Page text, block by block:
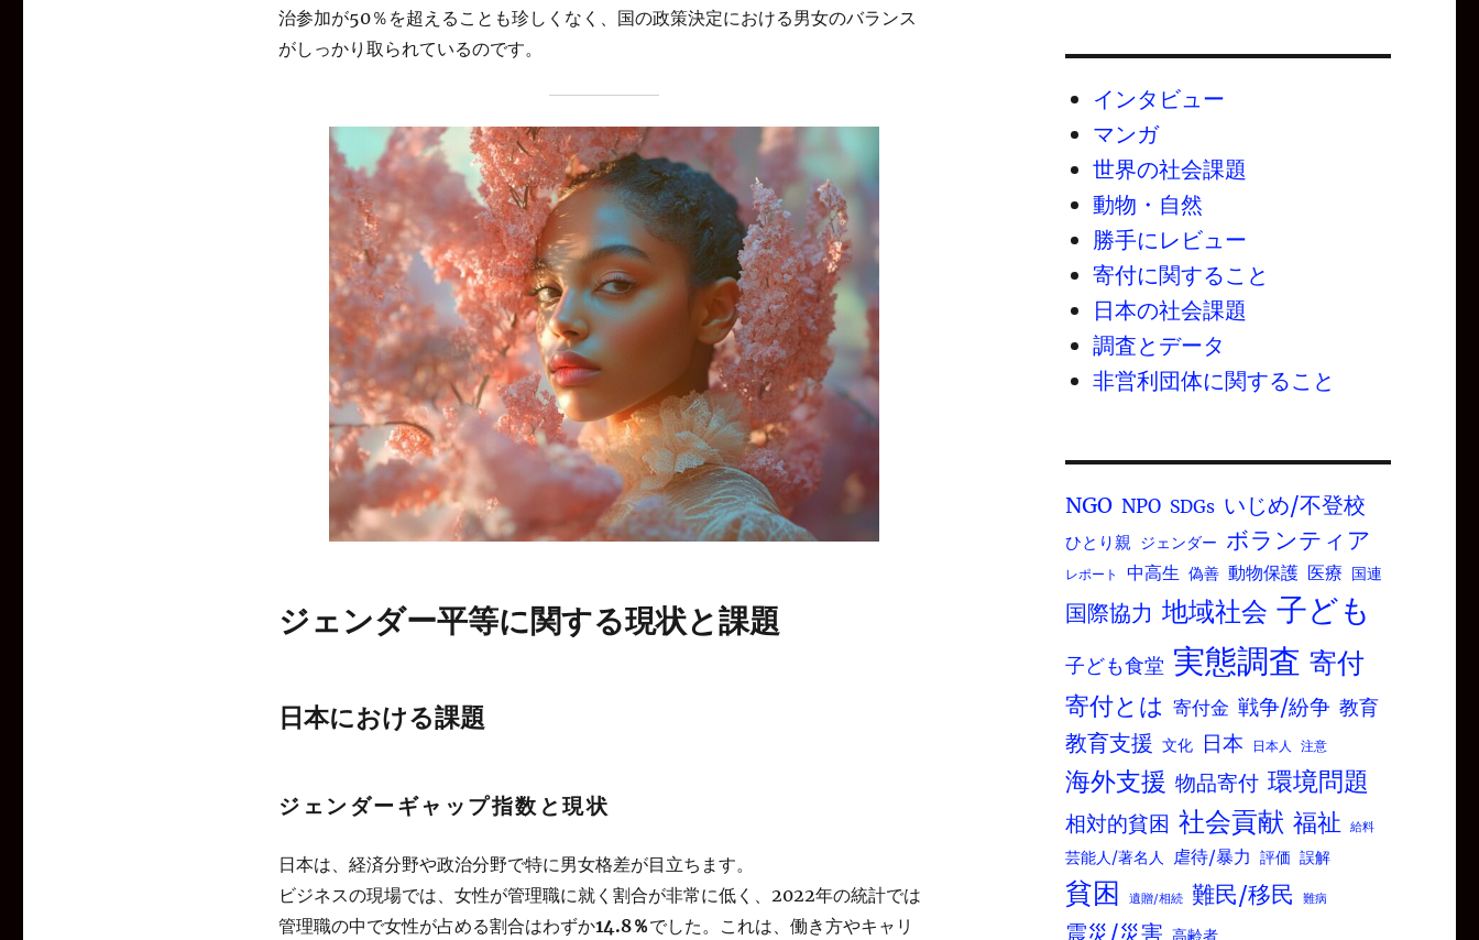
治参加が50％を超えることも珍しくなく、国の政策決定における男女のバランス
がしっかり取られているのです。
ジェンダー平等に関する現状と課題
日本における課題
ジェンダーギャップ指数と現状
日本は、経済分野や政治分野で特に男女格差が目立ちます。
ビジネスの現場では、女性が管理職に就く割合が非常に低く、2022年の統計では
管理職の中で女性が占める割合はわずか14.8％でした。これは、働き方やキャリ
インタビュー
マンガ
世界の社会課題
動物・自然
勝手にレビュー
寄付に関すること
日本の社会課題
調査とデータ
非営利団体に関すること
NGO NPO SDGs いじめ/不登校
ひとり親 ジェンダー ボランティア
レポート 中高生 偽善 動物保護 医療 国連
国際協力 地域社会 子ども
子ども食堂 実態調査 寄付
寄付とは 寄付金 戦争/紛争 教育
教育支援 文化 日本 日本人 注意
海外支援 物品寄付 環境問題
相対的貧困 社会貢献 福祉 給料
芸能人/著名人 虐待/暴力 評価 誤解
貧困 遺贈/相続 難民/移民 難病
震災/災害 高齢者